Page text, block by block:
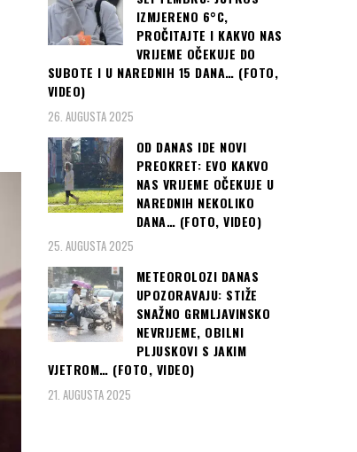
IZMJERENO 6°C,
PROČITAJTE I KAKVO NAS
VRIJEME OČEKUJE DO
SUBOTE I U NAREDNIH 15 DANA… (FOTO,
VIDEO)
26. AUGUSTA 2025
OD DANAS IDE NOVI
PREOKRET: EVO KAKVO
NAS VRIJEME OČEKUJE U
NAREDNIH NEKOLIKO
DANA… (FOTO, VIDEO)
25. AUGUSTA 2025
METEOROLOZI DANAS
UPOZORAVAJU: STIŽE
SNAŽNO GRMLJAVINSKO
NEVRIJEME, OBILNI
PLJUSKOVI S JAKIM
VJETROM… (FOTO, VIDEO)
21. AUGUSTA 2025